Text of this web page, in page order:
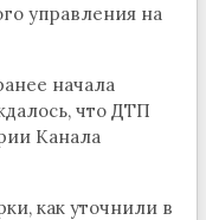
управления на
начала
что ДТП
Канала
как уточнили в